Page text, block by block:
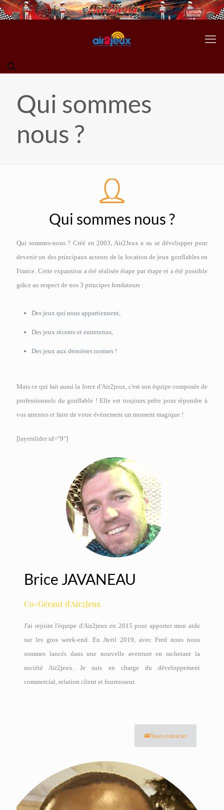
Qui sommes
nous ?
Qui sommes nous ?
Qui sommes-nous ? Créé en 2003, Air2Jeux a su se développer pour
devenir un des principaux acteurs de la location de jeux gonflables en
France. Cette expansion a été réalisée étape par étape et a été possible
grâce au respect de nos 3 principes fondateurs :
Des jeux qui nous appartiennent,
Des jeux récents et entretenus,
Des jeux aux dernières normes !
Mais ce qui fait aussi la force d'Air2jeux, c'est son équipe composée de
professionnels du gonflable ! Elle est toujours prête pour répondre à
vos attentes et faire de votre évènement un moment magique !
[layerslider id="9"]
Brice JAVANEAU
Co-Gérant d'Air2Jeux
J'ai rejoint l'équipe d'Air2jeux en 2015 pour apporter mon aide
sur les gros week-end. En Avril 2019, avec Fred nous nous
sommes lancés dans une nouvelle aventure en rachetant la
société Air2jeux. Je suis en charge du développement
commercial, relation client et fournisseur.
Nous contacter